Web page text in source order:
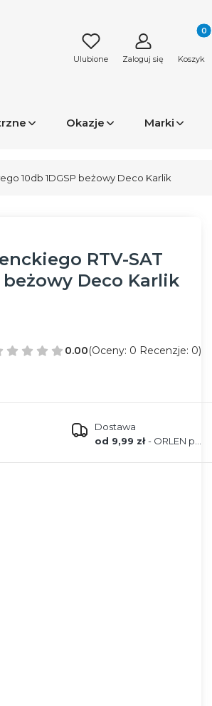
Ulubione Zaloguj się Koszyk
Okazje Marki
10db 1DGSP beżowy Deco Karlik
RTV-SAT
beżowy Deco Karlik
0.00(Oceny: 0 Recenzje: 0)
Dostawa
od 9,99 zł- ORLEN paczka